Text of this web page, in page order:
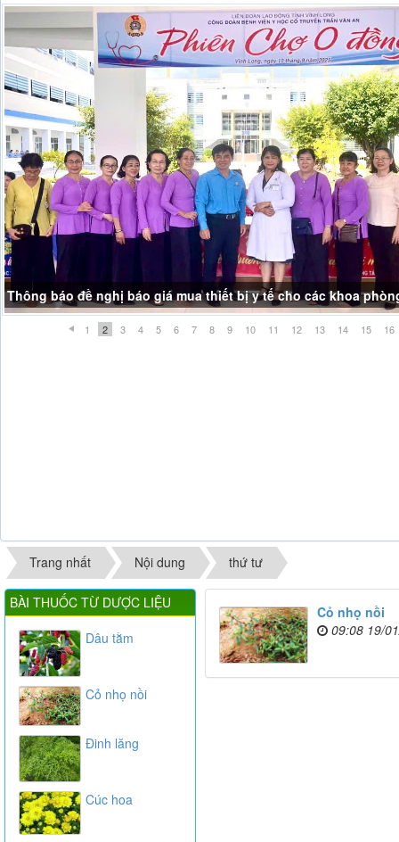
Thông báo đề nghị báo giá mua thiết bị y tế cho các khoa
1 2 3 4 5 6 7 8 9 10 11 12 13 14 15 16
Trang nhất Nội dung thứ tư
Cỏ nhọ nồi
09:08 19/
BÀI THUỐC TỪ DƯỢC LIỆU
Dâu tằm
Cỏ nhọ nồi
Đinh lăng
Cúc hoa